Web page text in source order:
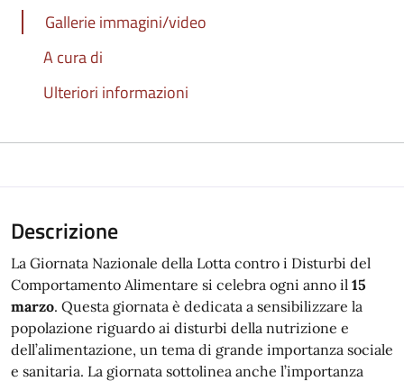
Gallerie immagini/video
A cura di
Ulteriori informazioni
Descrizione
La Giornata Nazionale della Lotta contro i Disturbi del
Comportamento Alimentare si celebra ogni anno il 15
marzo. Questa giornata è dedicata a sensibilizzare la
popolazione riguardo ai disturbi della nutrizione e
dell’alimentazione, un tema di grande importanza sociale
e sanitaria. La giornata sottolinea anche l’importanza